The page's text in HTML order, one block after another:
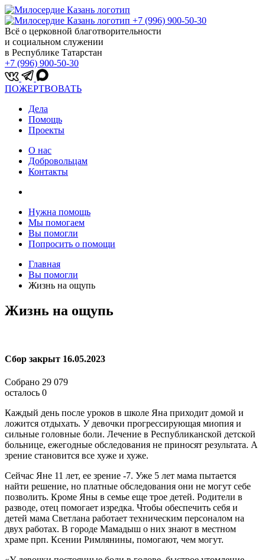
+7 (996) 900-50-30
Всё о церковной благотворительности
и социальном служении
в Республике Татарстан
+7 (996) 900-50-30
ПОЖЕРТВОВАТЬ
Дела
Помощь
Проекты
О нас
Добровольцам
Контакты
Нужна помощь
Мы помогаем
Вы помогли
Попросить о помощи
Главная
Вы помогли
Жизнь на ощупь
Жизнь на ощупь
Сбор закрыт 16.05.2023
Собрано 29 079
осталось 0
Каждый день после уроков в школе Яна приходит домой и
ложится отдыхать. У девочки прогрессирующая миопия и
сильные головные боли. Лечение в Республиканской детской
больнице, ежегодные обследования не приносят результата. А
зрение становится все хуже и хуже.
Сейчас Яне 11 лет, ее зрение -7. Уже 5 лет мама пытается
найти решение, но платные обследования они не могут себе
позволить. Кроме Яны в семье еще трое детей. Родители в
разводе, отец помогает изредка. Чтобы обеспечить себя и
детей мама Светлана работает техническим персоналом на
двух работах. В городе Мамадыш о них знают в местном
храме прп. Ксении Римлянины, помогают, чем могут.